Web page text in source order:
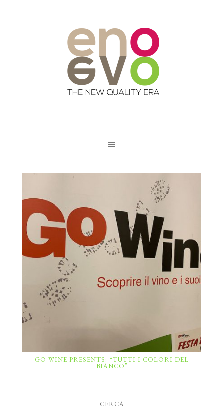
GO WINE PRESENTS: “TUTTI I COLORI DEL
BIANCO”
CERCA